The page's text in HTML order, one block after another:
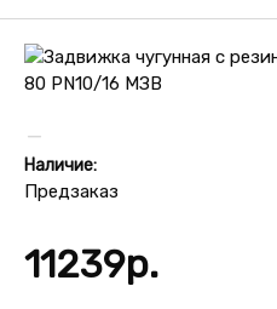
Наличие:
Предзаказ
11239р.